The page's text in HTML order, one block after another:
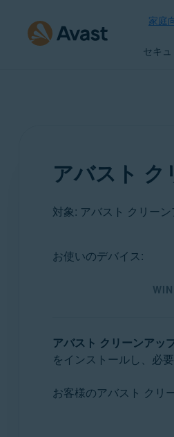
家庭
セキュ
アバスト ク
対象: アバスト クリー
アバスト クリーンア
オペレーティング シ
Windows、MacOS、
お使いのデバイス:
アバスト クリーンアッ
をインストールし、必
お客様のアバスト クリ